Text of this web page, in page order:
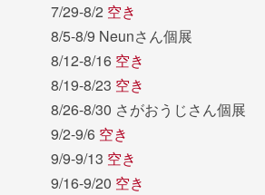
7/29-8/2 空き
8/5-8/9 Neunさん個展
8/12-8/16 空き
8/19-8/23 空き
8/26-8/30 さがおうじさん個展
9/2-9/6 空き
9/9-9/13 空き
9/16-9/20 空き